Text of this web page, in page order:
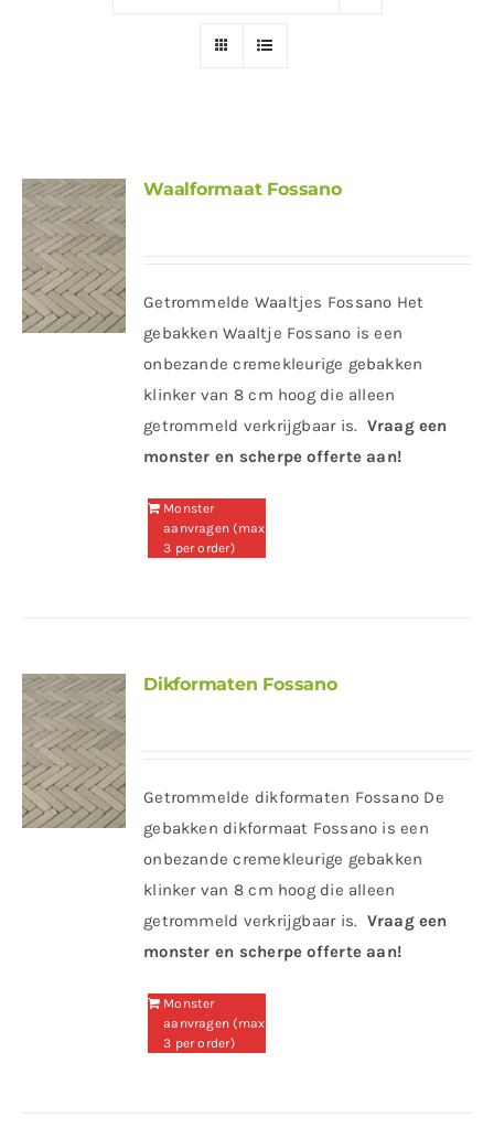
Waalformaat Fossano
Getrommelde Waaltjes Fossano Het
gebakken Waaltje Fossano is een
onbezande cremekleurige gebakken
klinker van 8 cm hoog die alleen
getrommeld verkrijgbaar is. Vraag een
monster en scherpe offerte aan!
Monster
aanvragen (max
3 per order)
Dikformaten Fossano
Getrommelde dikformaten Fossano De
gebakken dikformaat Fossano is een
onbezande cremekleurige gebakken
klinker van 8 cm hoog die alleen
getrommeld verkrijgbaar is. Vraag een
monster en scherpe offerte aan!
Monster
aanvragen (max
3 per order)